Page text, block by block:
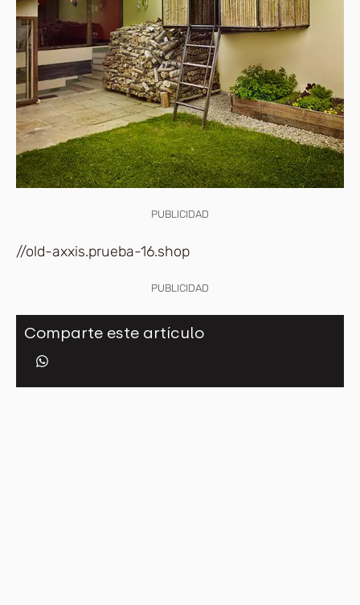
PUBLICIDAD
//old-axxis.prueba-16.shop
PUBLICIDAD
Comparte este artículo